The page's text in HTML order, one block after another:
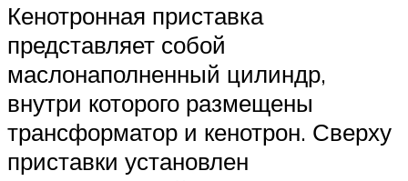
Кенотронная приставка
представляет собой
маслонаполненный цилиндр,
внутри которого размещены
трансформатор и кенотрон. Сверху
приставки установлен